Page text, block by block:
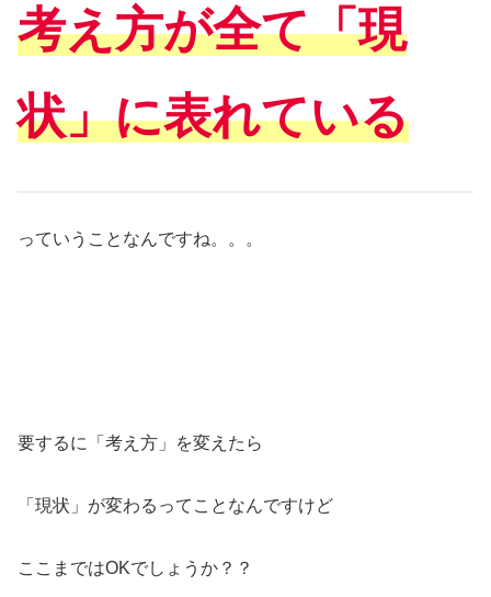
考え方が全て「現
状」に表れている
っていうことなんですね。。。
要するに「考え方」を変えたら
「現状」が変わるってことなんですけど
ここまではOKでしょうか？？